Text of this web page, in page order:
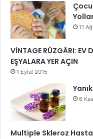
11
VİNTAGE RÜZGÂRI: EV
EŞYALARA YER AÇIN
1 Eylül 2015
6
Multiple Skleroz